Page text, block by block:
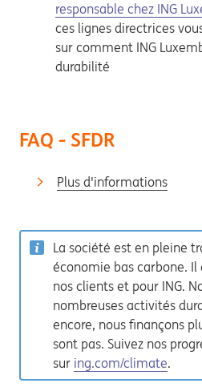
responsable chez ING
ces lignes directrices
sur comment ING
durabilité
FAQ - SFDR
Plus d'informations
La société est en pleine
économie bas carbone.
nos clients et pour ING.
nombreuses activités
encore, nous finançons
sont pas. Suivez nos
sur ing.com/climate.